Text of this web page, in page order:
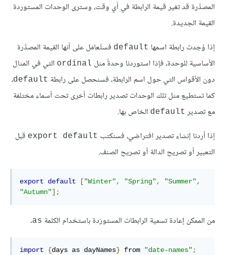
المصدِّرة قد تغير قيمة الرابطة في أي وقت، وسترى الوحدات المستوردة
القيمة الجديدة.
إذا وُجدت رابطة اسمها default فستُعامَل على أنها القيمة المصدَّرة
الأساسية للوحدة، فإذا استوردنا وحدةً مثل ordinal التي في المثال
دون الأقواس التي حول اسم الرابطة، فسنحصل على رابطة default،
كما تستطيع مثل تلك الوحدات تصدير رابطات أخرى تحت أسماء مختلفة
مع تصدير default الخاص بها.
إذا أردنا إنشاء تصدير افتراضي، فسنكتب export default قبل
التعبير أو تصريح الدالة أو تصريح الصنف.
export default ["Winter", "Spring", "Summer",
"Autumn"];
من الممكن إعادة تسمية الرابطات المستورَدة باستخدام الكلمة as
.
import {days as dayNames} from "date-names" ;